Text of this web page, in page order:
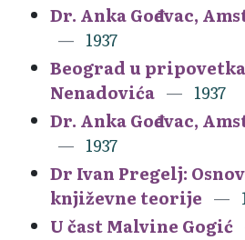
Dr. Anka Gođevac,
1937
Beograd u
Nenadovića
1937
Dr. Anka Gođevac,
1937
Dr Ivan Pregelj:
književne teorije
U čast Malvine Gogić